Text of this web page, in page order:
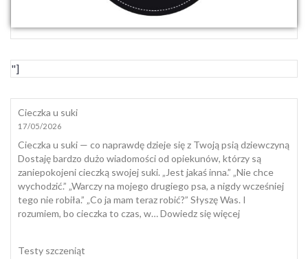
"]
Cieczka u suki
17/05/2026
Cieczka u suki — co naprawdę dzieje się z Twoją psią dziewczyną
Dostaję bardzo dużo wiadomości od opiekunów, którzy są
zaniepokojeni cieczką swojej suki. „Jest jakaś inna.” „Nie chce
wychodzić.” „Warczy na mojego drugiego psa, a nigdy wcześniej
tego nie robiła.” „Co ja mam teraz robić?” Słyszę Was. I
rozumiem, bo cieczka to czas, w…Dowiedz się więcej:
Testy szczeniąt